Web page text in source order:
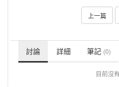
上一篇
討論 詳細 筆記 (0)
目前沒